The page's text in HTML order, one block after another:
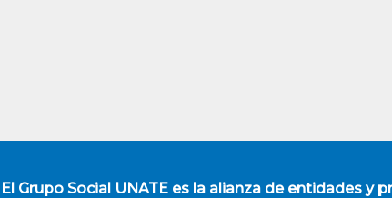
El Grupo Social UNATEes la alianza de entidades y